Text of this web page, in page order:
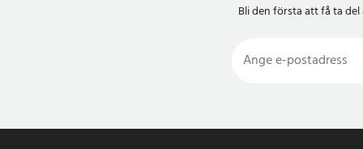
Braun Syncro
Braun 8585
Braun 8915
Bli den första att få ta